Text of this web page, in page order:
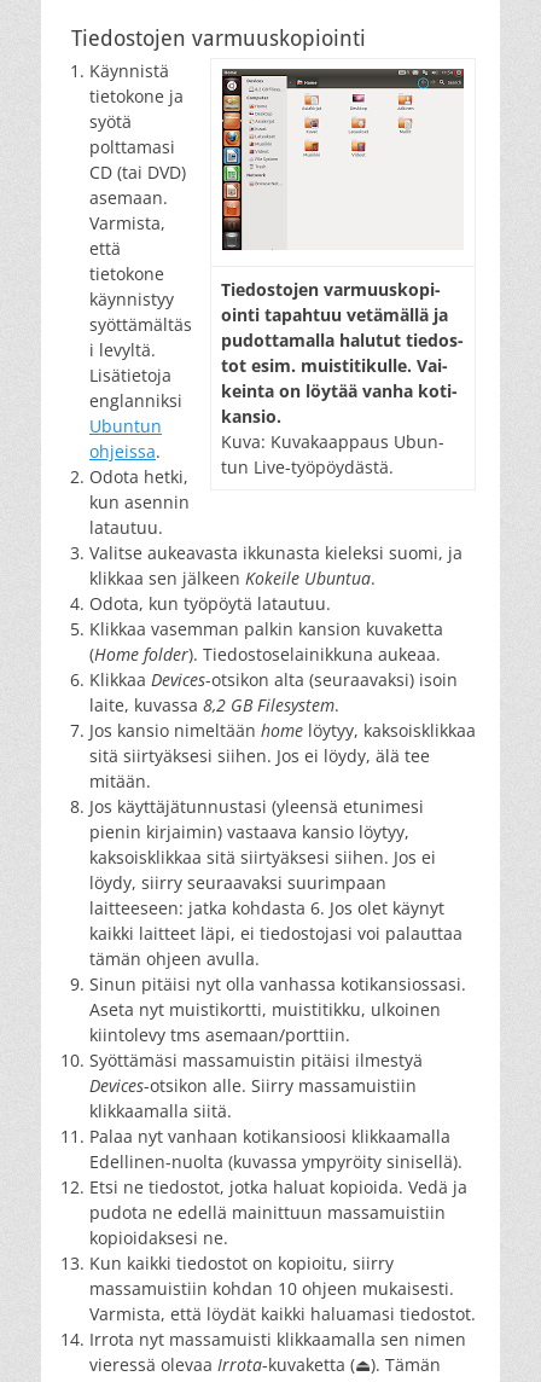
Tiedostojen varmuuskopiointi
Tie­dos­to­jen var­muus­ko­pi­
oin­ti ta­pah­tuu ve­tä­mäl­lä ja
pu­dot­ta­mal­la ha­lu­tut tie­dos­
tot esim. muis­ti­ti­kul­le. Vai­
kein­ta on löy­tää van­ha ko­ti­
kan­sio.
Ku­va: Ku­va­kaap­paus Ubun­
tun Li­ve-työ­pöy­däs­tä.
Käynnistä
tietokone ja
syötä
polttamasi
CD (tai DVD)
asemaan.
Varmista,
että
tietokone
käynnistyy
syöttämältäs
i levyltä.
Lisätietoja
englanniksi
Ubuntun
ohjeissa.
Odota hetki,
kun asennin
latautuu.
Valitse aukeavasta ikkunasta kieleksi suomi, ja
klikkaa sen jälkeen Kokeile Ubuntua.
Odota, kun työpöytä latautuu.
Klikkaa vasemman palkin kansion kuvaketta
(Home folder). Tiedostoselainikkuna aukeaa.
Klikkaa Devices-otsikon alta (seuraavaksi) isoin
laite, kuvassa 8,2 GB Filesystem.
Jos kansio nimeltään home löytyy, kaksoisklikkaa
sitä siirtyäksesi siihen. Jos ei löydy, älä tee
mitään.
Jos käyttäjätunnustasi (yleensä etunimesi
pienin kirjaimin) vastaava kansio löytyy,
kaksoisklikkaa sitä siirtyäksesi siihen. Jos ei
löydy, siirry seuraavaksi suurimpaan
laitteeseen: jatka kohdasta 6. Jos olet käynyt
kaikki laitteet läpi, ei tiedostojasi voi palauttaa
tämän ohjeen avulla.
Sinun pitäisi nyt olla vanhassa kotikansiossasi.
Aseta nyt muistikortti, muistitikku, ulkoinen
kiintolevy tms asemaan/porttiin.
Syöttämäsi massamuistin pitäisi ilmestyä
Devices-otsikon alle. Siirry massamuistiin
klikkaamalla siitä.
Palaa nyt vanhaan kotikansioosi klikkaamalla
Edellinen-nuolta (kuvassa ympyröity sinisellä).
Etsi ne tiedostot, jotka haluat kopioida. Vedä ja
pudota ne edellä mainittuun massamuistiin
kopioidaksesi ne.
Kun kaikki tiedostot on kopioitu, siirry
massamuistiin kohdan 10 ohjeen mukaisesti.
Varmista, että löydät kaikki haluamasi tiedostot.
Irrota nyt massamuisti klikkaamalla sen nimen
vieressä olevaa Irrota-kuvaketta (⏏). Tämän